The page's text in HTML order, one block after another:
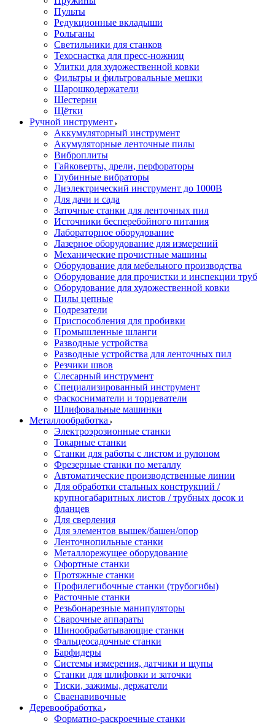
Пульты
Редукционные вкладыши
Рольганы
Светильники для станков
Техоснастка для пресс-ножниц
Улитки для художественной ковки
Фильтры и фильтровальные мешки
Шарошкодержатели
Шестерни
Щётки
Ручной инструмент
Аккумуляторный инструмент
Акумуляторные ленточные пилы
Виброплиты
Гайковерты, дрели, перфораторы
Глубинные вибраторы
Диэлектрический инструмент до 1000В
Для дачи и сада
Заточные станки для ленточных пил
Источники бесперебойного питания
Лабораторное оборудование
Лазерное оборудование для измерений
Механические прочистные машины
Оборудование для мебельного производства
Оборудование для прочистки и инспекции труб
Оборудование для художественной ковки
Пилы цепные
Подрезатели
Приспособления для пробивки
Промышленные шланги
Разводные устройства
Разводные устройства для ленточных пил
Резчики швов
Слесарный инструмент
Специализированный инструмент
Фаскосниматели и торцеватели
Шлифовальные машинки
Металлообработка
Электроэрозионные станки
Токарные станки
Станки для работы с листом и рулоном
Фрезерные станки по металлу
Автоматические производственные линии
Для обработки стальных конструкций /
крупногабаритных листов / трубных досок и
фланцев
Для сверления
Для элементов вышек/башен/опор
Ленточнопильные станки
Металлорежущее оборудование
Офортные станки
Протяжные станки
Профилегибочные станки (трубогибы)
Расточные станки
Резьбонарезные манипуляторы
Сварочные аппараты
Шинообрабатывающие станки
Фальцеосадочные станки
Барфидеры
Системы измерения, датчики и щупы
Станки для шлифовки и заточки
Тиски, зажимы, держатели
Cваенавивочные
Деревообработка
Форматно-раскроечные станки